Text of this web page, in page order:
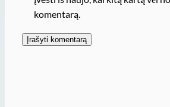
komentarą.